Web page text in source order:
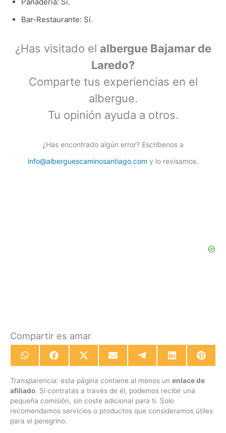
Bar-Restaurante: Sí.
¿Has visitado el albergue Bajamar de
Laredo?
Comparte tus experiencias en el
albergue.
Tu opinión ayuda a otros.
¿Has encontrado algún error? Escríbenos a
info@alberguescaminosantiago.com y lo revisamos.
Compartir es amar
Compartir
en
WhatsApp
Compartir
en
Facebook
Compartir
en
X
(Twitter)
Compartir
en
Email
Compartir
en
Telegram
Compartir
en
LinkedIn
en
Transparencia: esta página contiene al menos un enlace de
afiliado. Si contratas a través de él, podemos recibir una
pequeña comisión, sin coste adicional para ti. Solo
recomendamos servicios o productos que consideramos útiles
para el peregrino.